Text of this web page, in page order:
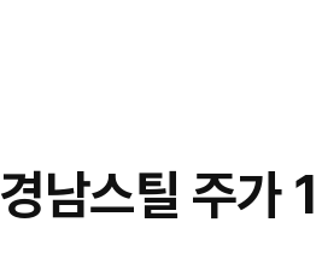
경남스틸 주